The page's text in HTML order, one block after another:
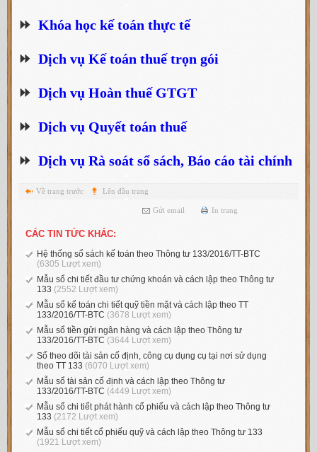
⏩ Khóa học kế toán thực tế
⏩ Dịch vụ Kế toán thuế trọn gói
⏩ Dịch vụ Hoàn thuế GTGT
⏩ Dịch vụ Quyết toán thuế
⏩ Dịch vụ Rà soát sổ sách, Báo cáo tài chính
Về trang trước Lên đầu trang
Gửi email In trang
CÁC TIN TỨC KHÁC:
Hệ thống sổ sách kế toán theo Thông tư 133/2016/TT-BTC
(6305 Lượt xem)
Mẫu sổ chi tiết đầu tư chứng khoán và cách lập theo Thông tư
133 (2552 Lượt xem)
Mẫu sổ kế toán chi tiết quỹ tiền mặt và cách lập theo TT
133/2016/TT-BTC (3678 Lượt xem)
Mẫu sổ tiền gửi ngân hàng và cách lập theo Thông tư
133/2016/TT-BTC (3644 Lượt xem)
Sổ theo dõi tài sản cố định, công cụ dụng cụ tại nơi sử dụng
theo TT 133 (6070 Lượt xem)
Mẫu sổ tài sản cố định và cách lập theo Thông tư
133/2016/TT-BTC (4449 Lượt xem)
Mẫu sổ chi tiết phát hành cổ phiếu và cách lập theo Thông tư
133 (2172 Lượt xem)
Mẫu sổ chi tiết cổ phiếu quỹ và cách lập theo Thông tư 133
(1921 Lượt xem)